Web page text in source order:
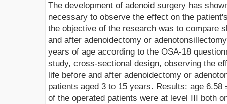
The development of adenoid surgery has
necessary to observe the effect on the
the objective of the research was to compare
and after adenoidectomy or
years of age according to the OSA-18
study, cross-sectional design, observing the
life before and after adenoidectomy or
patients aged 3 to 15 years. Results: age
of the operated patients were at level III both